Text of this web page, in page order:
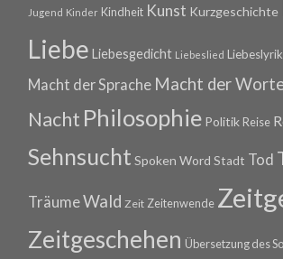
Jugend Kinder Kindheit Kunst Kurzgeschichte
Liebe Liebesgedicht Liebeslied Liebeslyrik
Macht der Sprache Macht der
Nacht Philosophie Politik Reise
Sehnsucht Spoken Word Stadt Tod
TräumeWald Zeit Zeitenwende
Zeitgeschehen Übersetzung des